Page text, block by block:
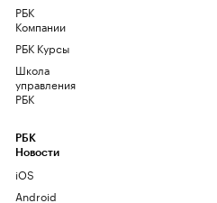
РБК
Компании
РБК Курсы
Школа
управления
РБК
РБК
Новости
iOS
Android